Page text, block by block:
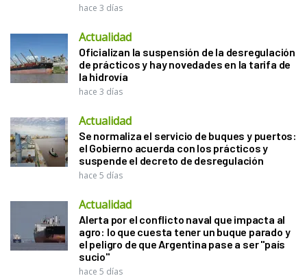
hace 3 días
Actualidad
Oficializan la suspensión de la desregulación
de prácticos y hay novedades en la tarifa de
la hidrovía
hace 3 días
Actualidad
Se normaliza el servicio de buques y puertos:
el Gobierno acuerda con los prácticos y
suspende el decreto de desregulación
hace 5 días
Actualidad
Alerta por el conflicto naval que impacta al
agro: lo que cuesta tener un buque parado y
el peligro de que Argentina pase a ser "país
sucio"
hace 5 días